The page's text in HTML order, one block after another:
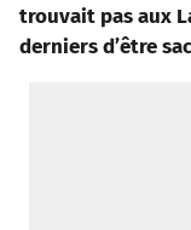
trouvait pas aux
derniers d’être